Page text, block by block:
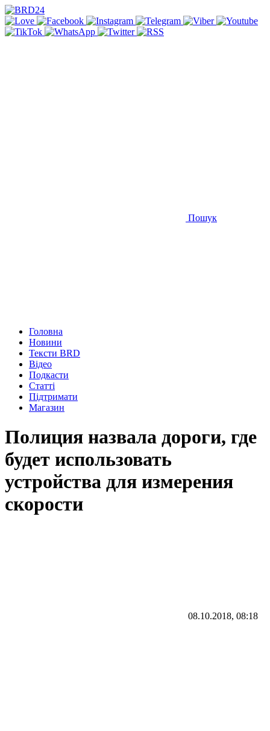
Пошук
Головна
Новини
Тексти BRD
Відео
Подкасти
Статті
Підтримати
Магазин
Полиция назвала дороги, где
будет использовать
устройства для измерения
скорости
08.10.2018, 08:18